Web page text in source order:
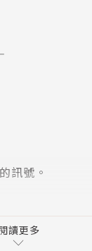
訊號。
讀更多